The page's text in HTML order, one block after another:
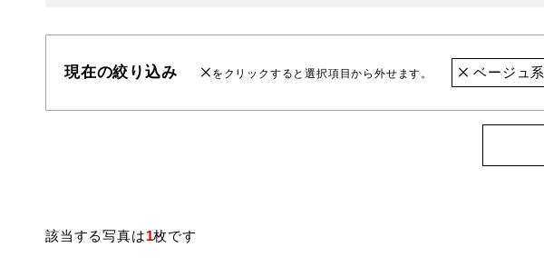
現在の絞り込み をクリックすると選択項目から外せます。 ベージュ系
該当する写真は1枚です